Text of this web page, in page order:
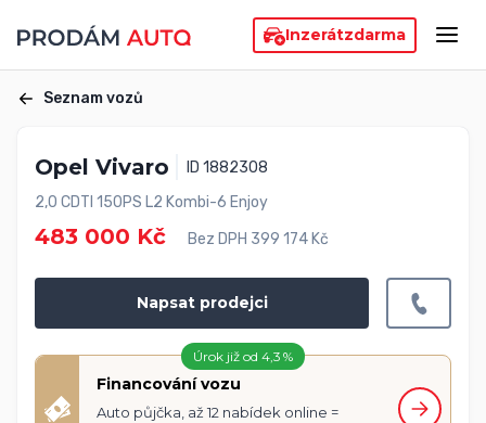
Inzerátzdarma
Seznam vozů
Opel Vivaro
ID 1882308
2,0 CDTI 150PS L2 Kombi-6 Enjoy
483 000 Kč Bez DPH 399 174 Kč
Napsat prodejci
Úrok již od 4,3 %
Financování vozu
Auto půjčka, až 12 nabídek online =